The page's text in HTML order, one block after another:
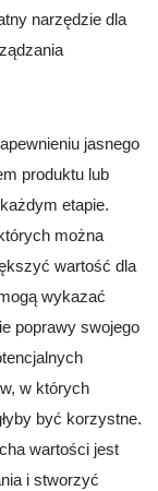
narzędzie dla
jasnego
produktu lub
etapie.
można
wartość dla
wykazać
poprawy swojego
w których
być korzystne.
wartości jest
i stworzyć